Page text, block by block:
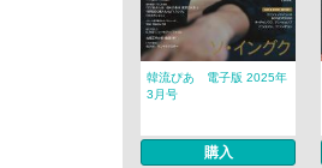
韓流ぴあ 電子版 2025年
3月号
購入